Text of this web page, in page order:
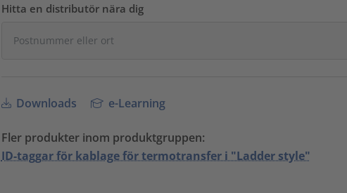
Hitta en distributör nära dig
Downloads e-Learning
Fler produkter inom produktgruppen:
ID-taggar för kablage för termotransfer i "Ladder style"